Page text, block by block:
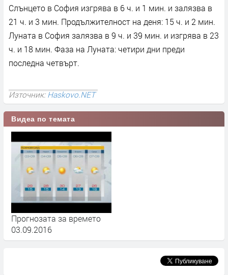
Слънцето в София изгрява в 6 ч. и 1 мин. и залязва в
21 ч. и 3 мин. Продължителност на деня: 15 ч. и 2 мин.
Луната в София залязва в 9 ч. и 39 мин. и изгрява в 23
ч. и 18 мин. Фаза на Луната: четири дни преди
последна четвърт.
Източник:Haskovo.NET
Видеа по темата
Прогнозата за времето
03.09.2016